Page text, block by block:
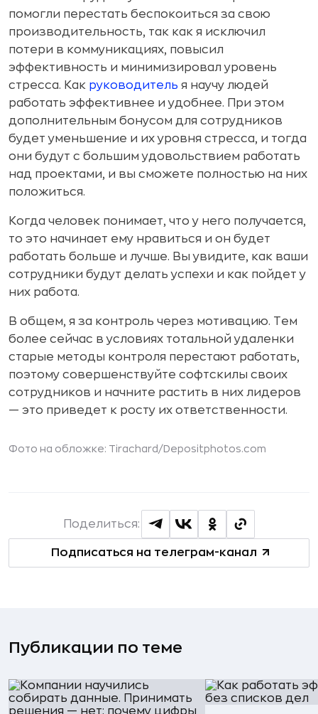
помогли перестать беспокоиться за свою
производительность, так как я исключил
потери в коммуникациях, повысил
эффективность и минимизировал уровень
стресса. Как руководитель я научу людей
работать эффективнее и удобнее. При этом
дополнительным бонусом для сотрудников
будет уменьшение и их уровня стресса, и тогда
они будут с большим удовольствием работать
над проектами, и вы сможете полностью на них
положиться.
Когда человек понимает, что у него получается,
то это начинает ему нравиться и он будет
работать больше и лучше. Вы увидите, как ваши
сотрудники будут делать успехи и как пойдет у
них работа.
В общем, я за контроль через мотивацию. Тем
более сейчас в условиях тотальной удаленки
старые методы контроля перестают работать,
поэтому совершенствуйте софтскилы своих
сотрудников и начните растить в них лидеров
— это приведет к росту их ответственности.
Фото на обложке: Tirachard /Depositphotos.com
Подписаться на телеграм-канал
Поделиться:
Публикации по теме